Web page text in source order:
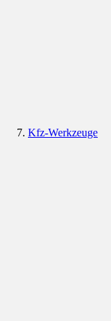
Kfz-Werkzeuge